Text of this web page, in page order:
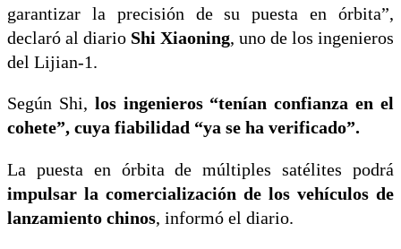
garantizar la precisión de su puesta en órbita”,
declaró al diario Shi Xiaoning, uno de los ingenieros
del Lijian-1.
Según Shi, los ingenieros “tenían confianza en el
cohete”, cuya fiabilidad “ya se ha verificado”.
La puesta en órbita de múltiples satélites podrá
impulsar la comercialización de los vehículos de
lanzamiento chinos, informó el diario.